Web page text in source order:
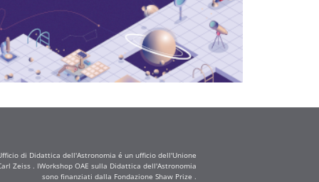
di Didattica dell'Astronomia é un ufficio dell'Unione
Zeiss . IWorkshop OAE sulla Didattica dell'Astronomia
sono finanziati dalla Fondazione Shaw Prize .